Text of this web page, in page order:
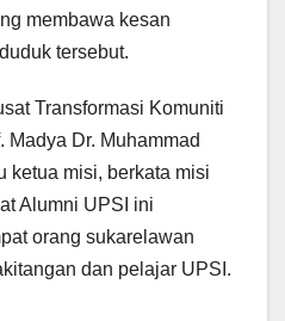
membawa kesan
tersebut.
Transformasi Komuniti
Dr. Muhammad
ketua misi, berkata misi
Alumni UPSI ini
orang sukarelawan
dan pelajar UPSI.